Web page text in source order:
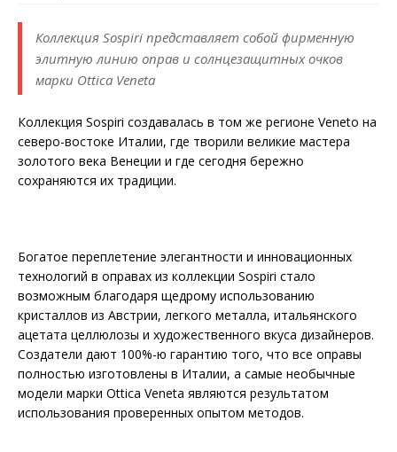
Коллекция Sospiri представляет собой фирменную
элитную линию оправ и солнцезащитных очков
марки Ottica Veneta
Коллекция Sospiri создавалась в том же регионе Veneto на
северо-востоке Италии, где творили великие мастера
золотого века Венеции и где сегодня бережно
сохраняются их традиции.
Богатое переплетение элегантности и инновационных
технологий в оправах из коллекции Sospiri стало
возможным благодаря щедрому использованию
кристаллов из Австрии, легкого металла, итальянского
ацетата целлюлозы и художественного вкуса дизайнеров.
Создатели дают 100%-ю гарантию того, что все оправы
полностью изготовлены в Италии, а самые необычные
модели марки Ottica Veneta являются результатом
использования проверенных опытом методов.